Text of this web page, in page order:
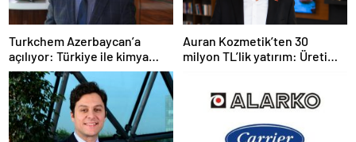
Turkchem Azerbaycan’a
açılıyor: Türkiye ile kimya
ticaretinde yeni dönem
Auran Kozmetik’ten 30
milyon TL’lik yatırım: Üretim